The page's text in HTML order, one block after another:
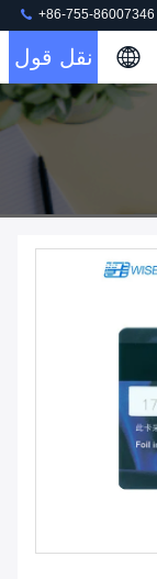
+86-755-86007346
نقل قول